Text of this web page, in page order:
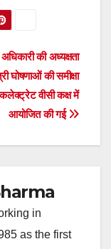
की अध्यक्षता
घोषणाओं की समीक्षा
वीसी कक्ष में
आयोजित की गई
in
as the first